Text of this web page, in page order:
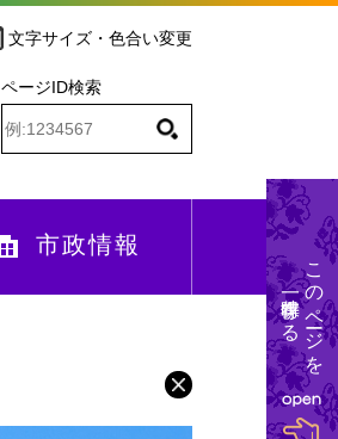
文字サイズ・色合い変更
ページID検索
市政情報
このページを
一時保存する